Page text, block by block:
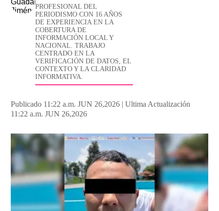
PROFESIONAL DEL
PERIODISMO CON 16 AÑOS
DE EXPERIENCIA EN LA
COBERTURA DE
INFORMACIÓN LOCAL Y
NACIONAL. TRABAJO
CENTRADO EN LA
VERIFICACIÓN DE DATOS, EL
CONTEXTO Y LA CLARIDAD
INFORMATIVA.
Publicado 11:22 a.m. JUN 26,2026 | Ultima Actualización
11:22 a.m. JUN 26,2026